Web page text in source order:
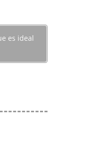
es ideal